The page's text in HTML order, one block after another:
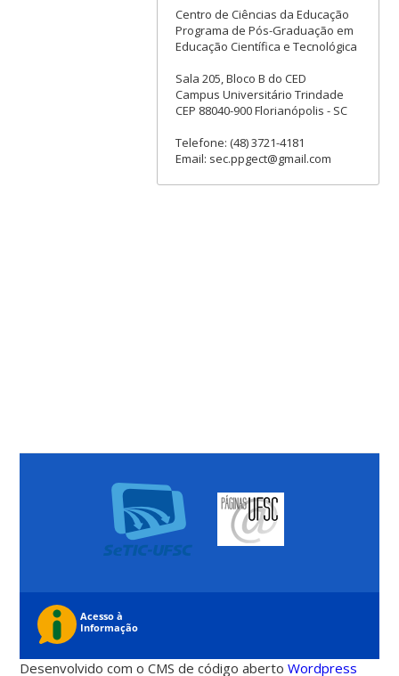
Centro de Ciências da Educação
Programa de Pós-Graduação em
Educação Científica e Tecnológica
Sala 205, Bloco B do CED
Campus Universitário Trindade
CEP 88040-900 Florianópolis - SC
Telefone: (48) 3721-4181
Email: sec.ppgect@gmail.com
Desenvolvido com o CMS de código abertoWordpress